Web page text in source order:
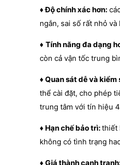
♦ Độ chính xác hơn:
ngắn, sai số rất nhỏ
♦ Tính năng đa dạng
còn cả vận tốc trung
♦ Quan sát dễ và
thể cài đặt, cho phép
trung tâm với tín hiệu
♦ Hạn chế bảo trì:thiết
không có tình trạng
♦ Giá thành cạnh